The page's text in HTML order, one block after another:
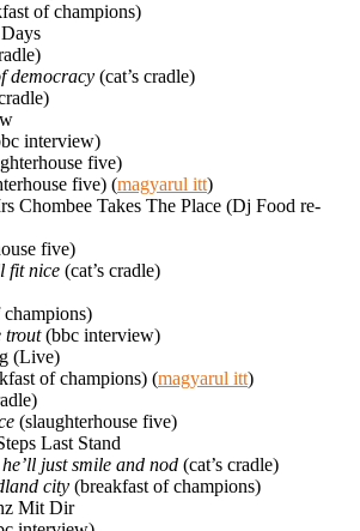
of champions)
democracy (cat’s cradle)
interview)
five)
five) (magyarul itt)
Chombee Takes The Place (Dj Food re-
five)
fit nice (cat’s cradle)
trout(bbc interview)
(Live)
of champions) (magyarul itt)
(slaughterhouse five)
Last Stand
just smile and nod (cat’s cradle)
city (breakfast of champions)
Mit Dir